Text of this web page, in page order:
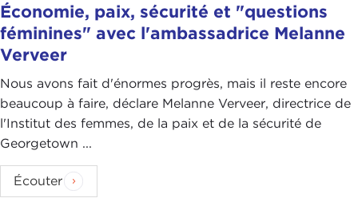
Économie, paix, sécurité et "questions
féminines" avec l'ambassadrice Melanne
Verveer
Nous avons fait d'énormes progrès, mais il reste encore
beaucoup à faire, déclare Melanne Verveer, directrice de
l'Institut des femmes, de la paix et de la sécurité de
Georgetown ...
Écouter